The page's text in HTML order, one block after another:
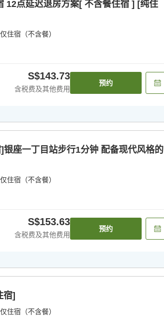
12点延迟退房方案[ 不含餐住宿 ] [纯住
仅住宿（不含餐）
S$143.73
含税费及其他费用
预约
座一丁目站步行1分钟 配备现代风格的
仅住宿（不含餐）
S$153.63
含税费及其他费用
预约
宿]
仅住宿（不含餐）